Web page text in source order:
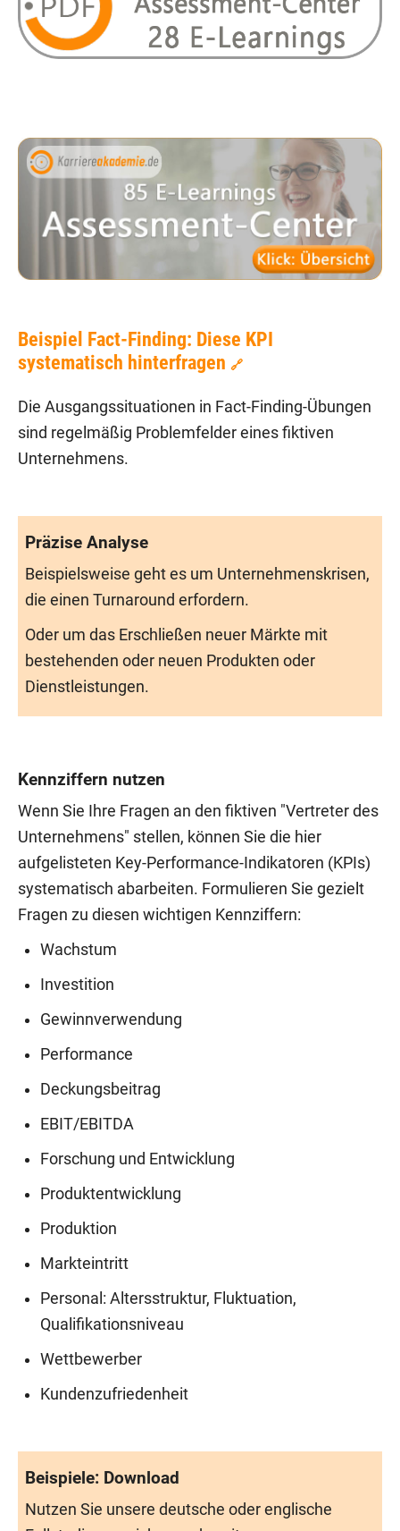
Beispiel Fact-Finding: Diese KPI
systematisch hinterfragen 🔗
Die Ausgangssituationen in Fact-Finding-Übungen
sind regelmäßig Problemfelder eines fiktiven
Unternehmens.
Präzise Analyse
Beispielsweise geht es um Unternehmenskrisen,
die einen Turnaround erfordern.
Oder um das Erschließen neuer Märkte mit
bestehenden oder neuen Produkten oder
Dienstleistungen.
Kennziffern nutzen
Wenn Sie Ihre Fragen an den fiktiven "Vertreter des
Unternehmens" stellen, können Sie die hier
aufgelisteten Key-Performance-Indikatoren (KPIs)
systematisch abarbeiten. Formulieren Sie gezielt
Fragen zu diesen wichtigen Kennziffern:
Wachstum
Investition
Gewinnverwendung
Performance
Deckungsbeitrag
EBIT/EBITDA
Forschung und Entwicklung
Produktentwicklung
Produktion
Markteintritt
Personal: Altersstruktur, Fluktuation,
Qualifikationsniveau
Wettbewerber
Kundenzufriedenheit
Beispiele: Download
Nutzen Sie unsere deutsche oder englische